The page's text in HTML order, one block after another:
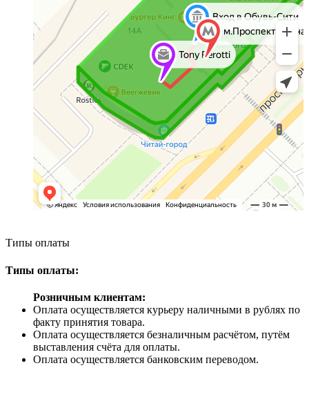
Типы оплаты
Типы оплаты:
Розничным клиентам:
Оплата осуществляется курьеру наличными в рублях по
факту принятия товара.
Оплата осуществляется безналичным расчётом, путём
выставления счёта для оплаты.
Оплата осуществляется банковским переводом.